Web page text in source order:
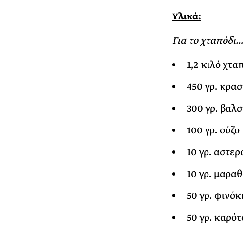
Υλικά:
Για το χταπόδι…
1,2 κιλό
450 γρ.
300 γρ.
100 γρ. ούζο
10 γρ.
10 γρ.
50 γρ.
50 γρ.